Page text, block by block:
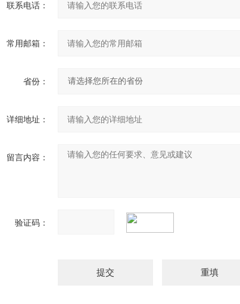
联系电话：
常用邮箱：
省份：
详细地址：
留言内容：
验证码：